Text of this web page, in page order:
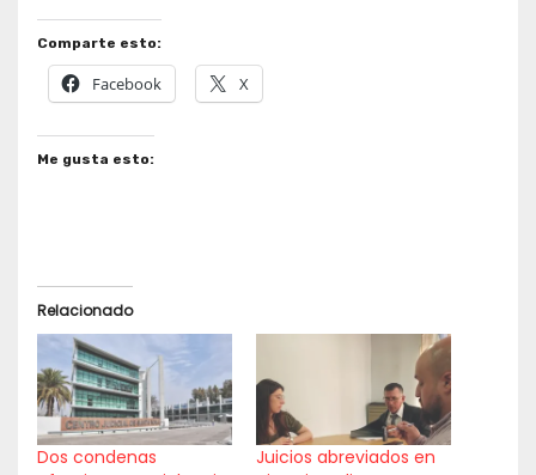
Comparte esto:
Facebook X
Me gusta esto:
Relacionado
Dos condenas
Juicios abreviados en